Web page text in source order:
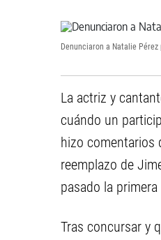
Denunciaron a Natalie
La actriz y
cuándo un
hizo comentarios
reemplazo de
pasado la
Tras concursar y